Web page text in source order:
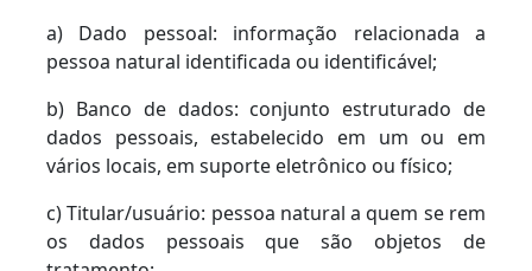
a) Dado pessoal: informação relacionada a
pessoa natural identificada ou identificável;
b) Banco de dados: conjunto estruturado de
dados pessoais, estabelecido em um ou em
vários locais, em suporte eletrônico ou físico;
c) Titular/usuário: pessoa natural a quem se rem
os dados pessoais que são objetos de